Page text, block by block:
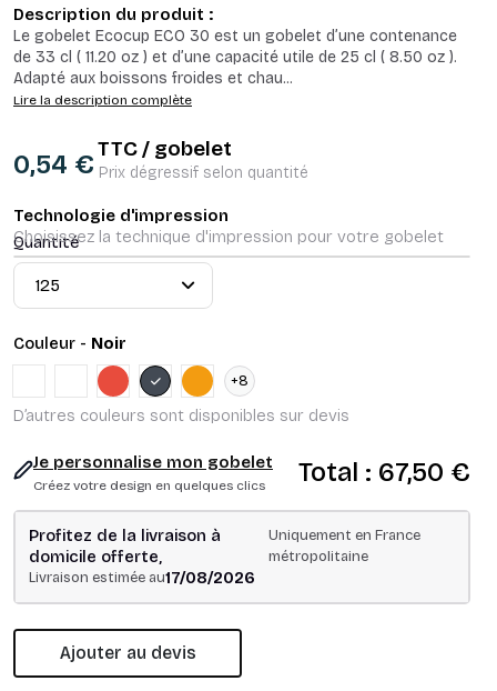
5 5 (7 avis)
Description du produit :
Le gobelet Ecocup ECO 30 est un gobelet d’une contenance
de 33 cl ( 11.20 oz ) et d’une capacité utile de 25 cl ( 8.50 oz ).
Adapté aux boissons froides et chau...
Lire la description complète
0,54 €
TTC / gobelet
Prix dégressif selon quantité
Quantité
Technologie d'impression
Choisissez la technique d'impression pour votre gobelet
Couleur - Noir
givré
Rouge NoirOrange +8
D’autres couleurs sont disponibles sur devis
Je personnalise mon gobelet
Créez votre design en quelques clics Total : 67,50 €
Profitez de la livraison à
domicile offerte,
Uniquement en France
métropolitaine
Livraison estimée au17/08/2026
Ajouter au devis